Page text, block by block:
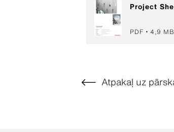
Project
PDF 4,9 MB
Atpakaļ uz